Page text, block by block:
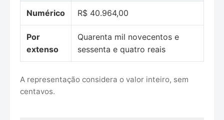
Numérico R$ 40.964,00
Por
extenso
Quarenta mil novecentos e
sessenta e quatro reais
A representação considera o valor inteiro, sem
centavos.